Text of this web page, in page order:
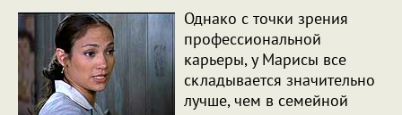
Однако с точки зрения
профессиональной
карьеры, у Марисы все
складывается значительно
лучше, чем в семейной